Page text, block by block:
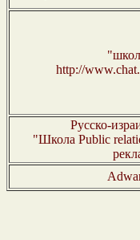
http://
Русско-
"Школа Public